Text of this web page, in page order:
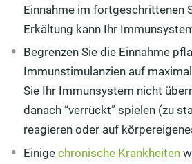
Einnahme im fortgeschrittenen
Erkältung kann Ihr
Begrenzen Sie die Einnahme
Immunstimulanzien auf
Sie Ihr Immunsystem nicht
danach “verrückt” spielen (zu
reagieren oder auf
Einigechronische Krankheiten